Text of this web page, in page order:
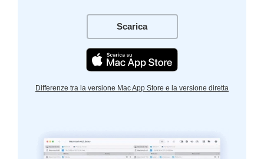
Scarica
Differenze tra la versione Mac App Store e la versione diretta